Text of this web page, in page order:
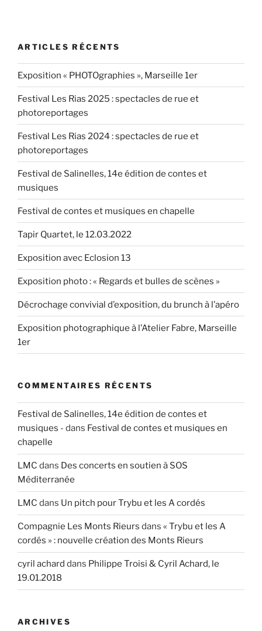
Diabate
&
Kellner,
décembre
2015 »
ARTICLES RÉCENTS
Exposition « PHOTOgraphies », Marseille 1er
Festival Les Rias 2025 : spectacles de rue et
photoreportages
Festival Les Rias 2024 : spectacles de rue et
photoreportages
Festival de Salinelles, 14e édition de contes et
musiques
Festival de contes et musiques en chapelle
Tapir Quartet, le 12.03.2022
Exposition avec Eclosion 13
Exposition photo : « Regards et bulles de scènes »
Décrochage convivial d’exposition, du brunch à l’apéro
Exposition photographique à l’Atelier Fabre, Marseille
1er
COMMENTAIRES RÉCENTS
Festival de Salinelles, 14e édition de contes et
musiques - dans Festival de contes et musiques en
chapelle
LMC dans Des concerts en soutien à SOS
Méditerranée
LMC dans Un pitch pour Trybu et les A cordés
Compagnie Les Monts Rieurs dans « Trybu et les A
cordés » : nouvelle création des Monts Rieurs
cyril achard dans Philippe Troisi & Cyril Achard, le
19.01.2018
ARCHIVES